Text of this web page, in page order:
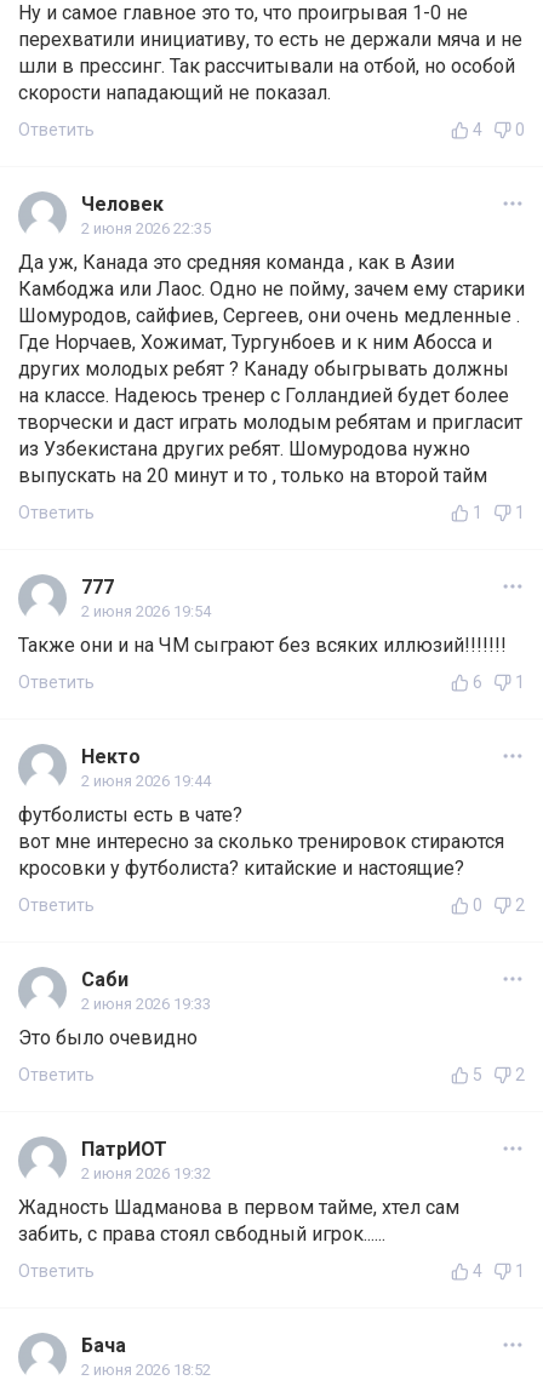
Ну и самое главное это то, что проигрывая 1-0 не
перехватили инициативу, то есть не держали мяча и не
шли в прессинг. Так рассчитывали на отбой, но особой
скорости нападающий не показал.
Ответить 4 0
Человек
2 июня 2026 22:35
Да уж, Канада это средняя команда , как в Азии
Камбоджа или Лаос. Одно не пойму, зачем ему старики
Шомуродов, сайфиев, Сергеев, они очень медленные .
Где Норчаев, Хожимат, Тургунбоев и к ним Абосса и
других молодых ребят ? Канаду обыгрывать должны
на классе. Надеюсь тренер с Голландией будет более
творчески и даст играть молодым ребятам и пригласит
из Узбекистана других ребят. Шомуродова нужно
выпускать на 20 минут и то , только на второй тайм
Ответить 1 1
777
2 июня 2026 19:54
Также они и на ЧМ сыграют без всяких иллюзий!!!!!!!
Ответить 6 1
Некто
2 июня 2026 19:44
футболисты есть в чате?
вот мне интересно за сколько тренировок стираются
кросовки у футболиста? китайские и настоящие?
Ответить 0 2
Саби
2 июня 2026 19:33
Это было очевидно
Ответить 5 2
ПатрИОТ
2 июня 2026 19:32
Жадность Шадманова в первом тайме, хтел сам
забить, с права стоял свбодный игрок......
Ответить 4 1
Бача
2 июня 2026 18:52